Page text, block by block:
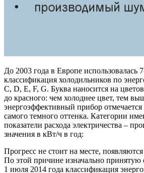
До 2003 года в Европе использовалась
классификация холодильников по
C, D, E, F, G. Буква наносится на
до красного: чем холоднее цвет, тем
энергоэффективный прибор
самого темного оттенка. Категории
показатели расхода электричества –
значения в кВт/ч в год:
Прогресс не стоит на месте,
По этой причине изначально
1 июля 2014 года классификация